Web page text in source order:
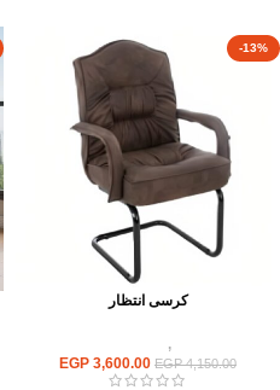
-13%
كرسى انتظار
,
EGP4,150.00
EGP 3,600.00